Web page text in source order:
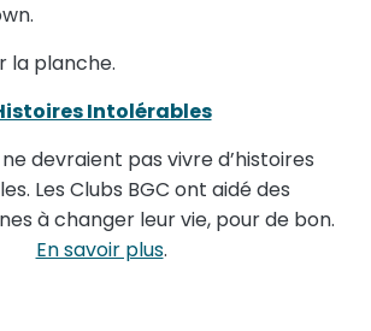
la planche.
Intolérables
devraient pas vivre d’histoires
Les Clubs BGC ont aidé des
à changer leur vie, pour de bon.
En savoir plus.